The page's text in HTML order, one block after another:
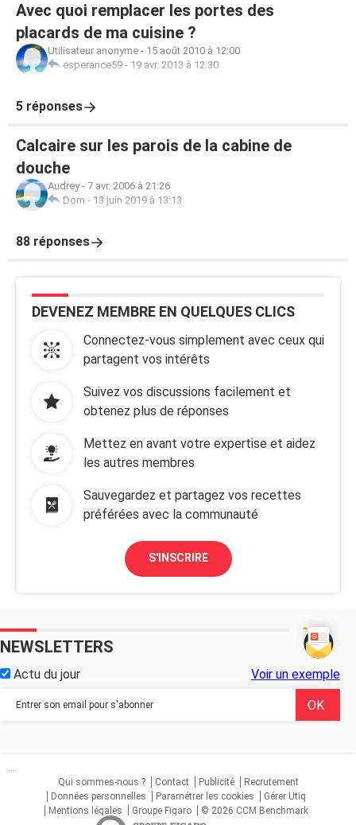
Avec quoi remplacer les portes des
placards de ma cuisine ?
Utilisateur anonyme - 15 août 2010 à 12:00
esperance59 - 19 avr. 2013 à 12:30
5 réponses
Calcaire sur les parois de la cabine de
douche
Audrey- 7 avr. 2006 à 21:26
Dom - 13 juin 2019 à 13:13
88 réponses
DEVENEZ MEMBRE EN QUELQUES CLICS
Connectez-vous simplement avec ceux qui
partagent vos intérêts
Suivez vos discussions facilement et
obtenez plus de réponses
Mettez en avant votre expertise et aidez
les autres membres
Sauvegardez et partagez vos recettes
préférées avec la communauté
S'INSCRIRE
NEWSLETTERS
Actu du jour Voir un exemple
...
Qui sommes-nous ?
Contact Publicité
Recrutement
Données personnelles
Paramétrer les cookies
Gérer Utiq
Mentions légales
Groupe Figaro © 2026 CCM Benchmark